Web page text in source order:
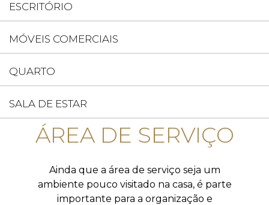
ESCRITÓRIO
MÓVEIS COMERCIAIS
QUARTO
SALA DE ESTAR
ÁREA DE SERVIÇO
Ainda que a área de serviço seja um
ambiente pouco visitado na casa, é parte
importante para a organização e